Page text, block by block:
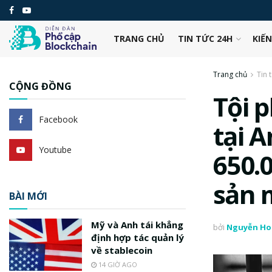
TRANG CHỦ TIN TỨC 24H
Trang chủ Tin
Tội
tại
sản
bởi Nguyễn
CỘNG ĐỒNG
Facebook
Youtube
BÀI MỚI
Mỹ và Anh tái khẳng
định hợp tác quản lý
về stablecoin
14 GIỜ AGO